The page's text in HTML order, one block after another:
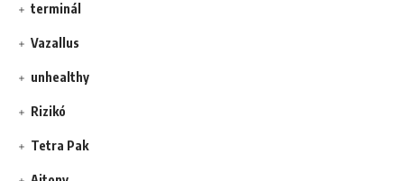
terminál
Vazallus
unhealthy
Rizikó
Tetra Pak